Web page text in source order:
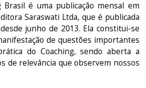
Brasil é uma publicação mensal em
Saraswati Ltda, que é publicada
junho de 2013. Ela constitui-se
de questões importantes
do Coaching, sendo aberta a
de relevância que observem nossos